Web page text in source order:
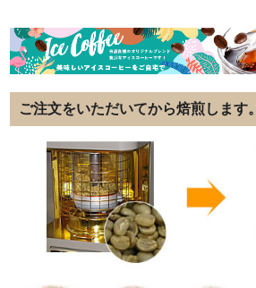
ご注文をいただいてから焙煎します。